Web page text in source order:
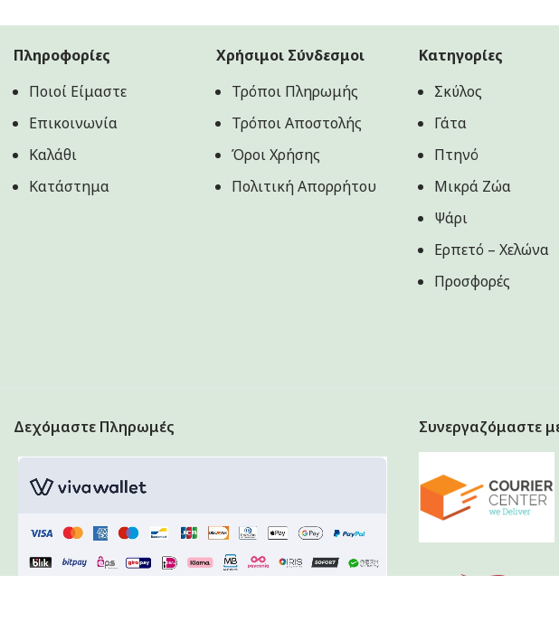
Πληροφορίες
Ποιοί Είμαστε
Επικοινωνία
Καλάθι
Κατάστημα
Χρήσιμοι Σύνδεσμοι
Τρόποι Πληρωμής
Τρόποι Αποστολής
Όροι Χρήσης
Πολιτική Aπορρήτου
Κατηγορίες
Σκύλος
Γάτα
Πτηνό
Μικρά Ζώα
Ψάρι
Ερπετό – Χελώνα
Προσφορές
Δεχόμαστε Πληρωμές Συνεργαζόμαστε